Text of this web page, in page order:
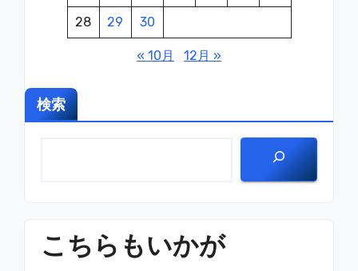
28 29 30
« 10月 12月 »
検索
こちらもいかが